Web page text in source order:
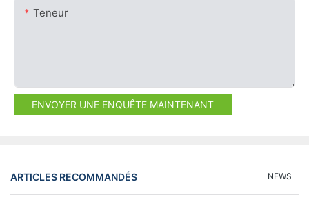
Teneur
ENVOYER UNE ENQUÊTE MAINTENANT
ARTICLES RECOMMANDÉS NEWS